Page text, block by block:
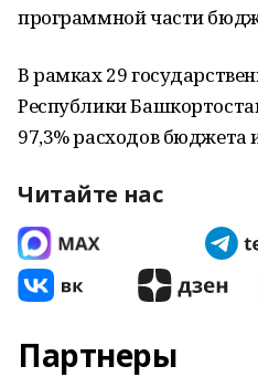
программной части
В рамках 29
Республики
97,3% расходов
Читайте нас
Партнеры